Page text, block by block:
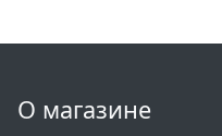
О магазине